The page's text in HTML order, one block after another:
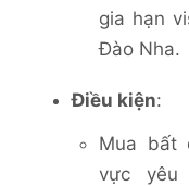
gia hạn
Đào Nha.
Điều kiện:
Mua bất
vực yêu